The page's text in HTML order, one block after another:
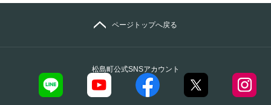
松島町公式SNSアカウント
ページトップへ戻る